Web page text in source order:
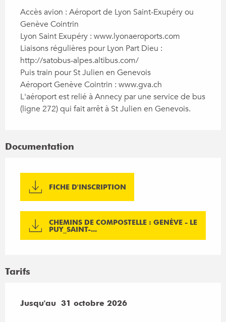
Accès avion : Aéroport de Lyon Saint-Exupéry ou
Genève Cointrin
Lyon Saint Exupéry : www.lyonaeroports.com
Liaisons régulières pour Lyon Part Dieu :
http://satobus-alpes.altibus.com/
Puis train pour St Julien en Genevois
Aéroport Genève Cointrin : www.gva.ch
L'aéroport est relié à Annecy par une service de bus
(ligne 272) qui fait arrêt à St Julien en Genevois.
Documentation
FICHE D'INSCRIPTION
CHEMINS DE COMPOSTELLE : GENÈVE - LE
PUY_SAINT-...
Tarifs
Du11 avril 2026au 31 octobre 2026
Jusqu'au 31 octobre 2026